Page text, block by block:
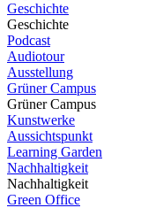
Geschichte
Geschichte
Podcast
Audiotour
Ausstellung
Grüner Campus
Grüner Campus
Kunstwerke
Aussichtspunkt
Learning Garden
Nachhaltigkeit
Nachhaltigkeit
Green Office